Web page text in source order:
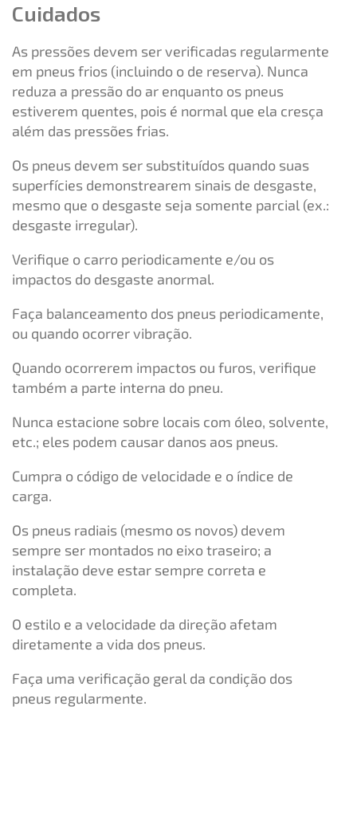
Cuidados
As pressões devem ser verificadas regularmente
em pneus frios (incluindo o de reserva). Nunca
reduza a pressão do ar enquanto os pneus
estiverem quentes, pois é normal que ela cresça
além das pressões frias.
Os pneus devem ser substituídos quando suas
superfícies demonstrearem sinais de desgaste,
mesmo que o desgaste seja somente parcial (ex.:
desgaste irregular).
Verifique o carro periodicamente e/ou os
impactos do desgaste anormal.
Faça balanceamento dos pneus periodicamente,
ou quando ocorrer vibração.
Quando ocorrerem impactos ou furos, verifique
também a parte interna do pneu.
Nunca estacione sobre locais com óleo, solvente,
etc.; eles podem causar danos aos pneus.
Cumpra o código de velocidade e o índice de
carga.
Os pneus radiais (mesmo os novos) devem
sempre ser montados no eixo traseiro; a
instalação deve estar sempre correta e
completa.
O estilo e a velocidade da direção afetam
diretamente a vida dos pneus.
Faça uma verificação geral da condição dos
pneus regularmente.